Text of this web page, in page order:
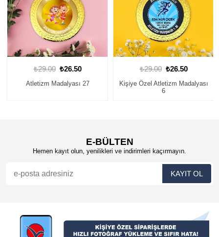
₺29.00 ₺26.50
Atletizm Madalyası 27
₺29.00 ₺26.50
Kişiye Özel Atletizm Madalyası
6
E-BÜLTEN
Hemen kayıt olun, yenilikleri ve indirimleri kaçırmayın.